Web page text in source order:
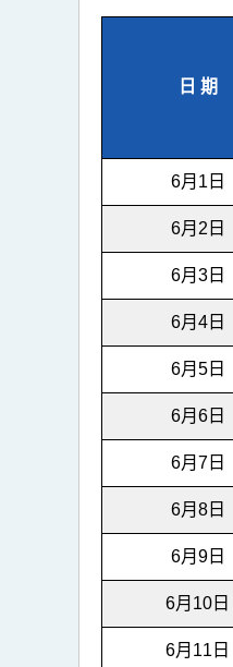
日 期
6月1日
6月2日
6月3日
6月4日
6月5日
6月6日
6月7日
6月8日
6月9日
6月10日
6月11日